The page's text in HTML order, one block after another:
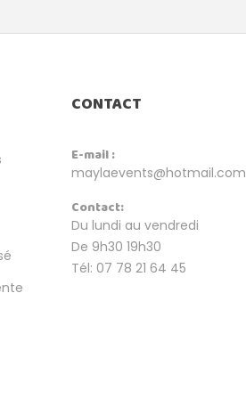
CONTACT
E-mail :
maylaevents@hotmail.com
Contact:
Du lundi au vendredi
De 9h30 19h30
Tél: 07 78 21 64 45